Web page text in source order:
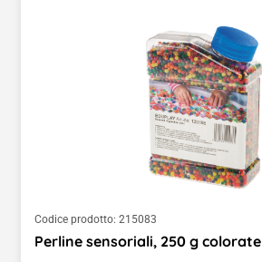
Codice prodotto: 215083
Perline sensoriali, 250 g colorate